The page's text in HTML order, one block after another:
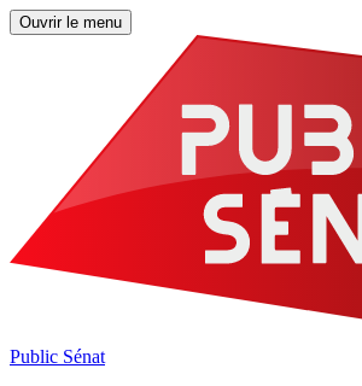
Ouvrir le menu
Public Sénat